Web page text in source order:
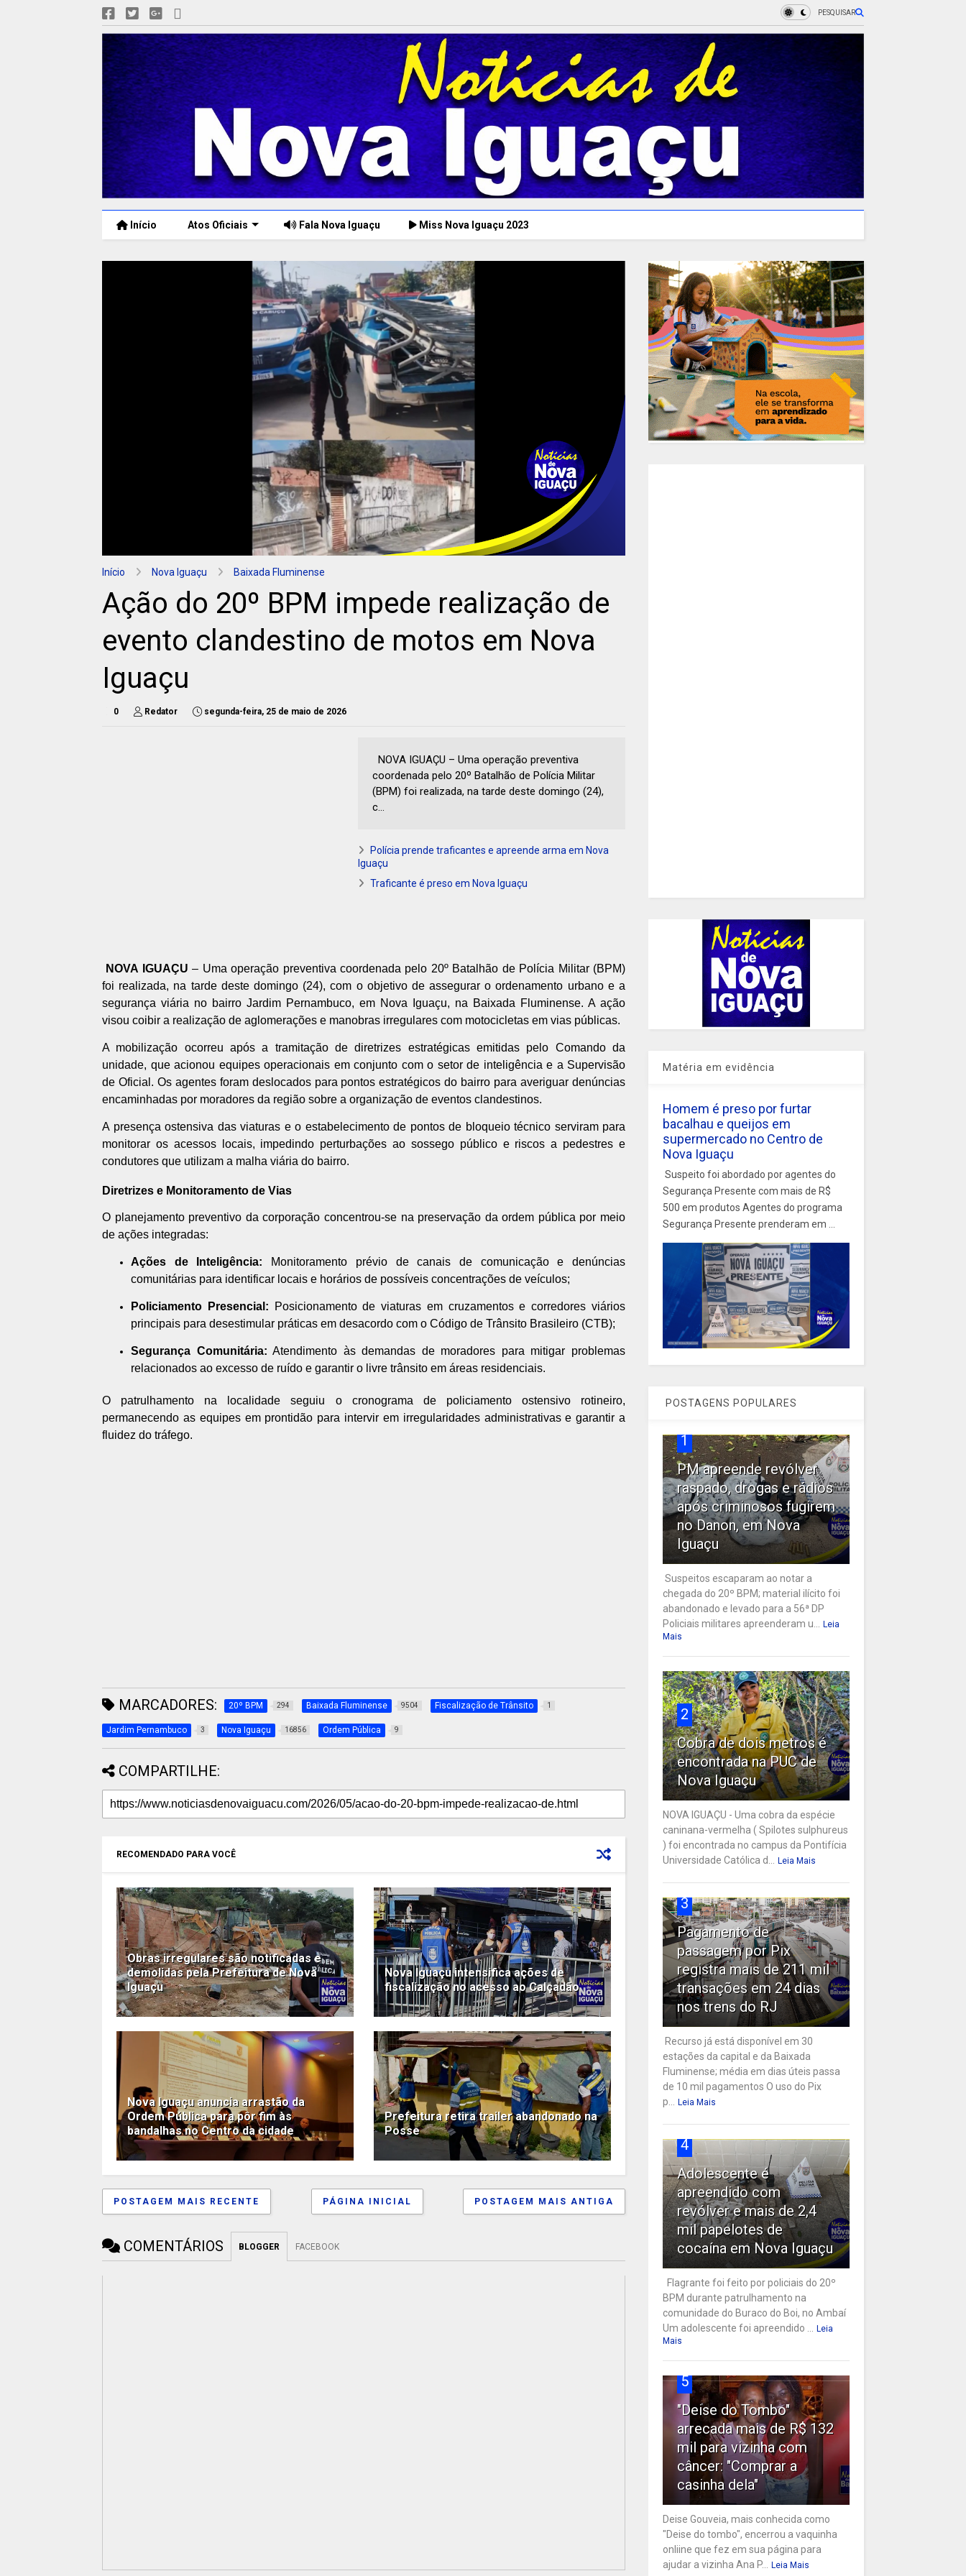
PESQUISAR
Início Atos Oficiais Fala Nova Iguaçu Miss Nova Iguaçu 2023
Início Nova Iguaçu Baixada Fluminense
Ação do 20º BPM impede realização de
evento clandestino de motos em Nova
Iguaçu
0 Redator segunda-feira, 25 de maio de 2026
NOVA IGUAÇU – Uma operação preventiva
coordenada pelo 20º Batalhão de Polícia Militar
(BPM) foi realizada, na tarde deste domingo (24),
c...
Polícia prende traficantes e apreende arma em Nova
Iguaçu
Traficante é preso em Nova Iguaçu
NOVA IGUAÇU – Uma operação preventiva coordenada pelo 20º Batalhão de Polícia Militar (BPM)
foi realizada, na tarde deste domingo (24), com o objetivo de assegurar o ordenamento urbano e a
segurança viária no bairro Jardim Pernambuco, em Nova Iguaçu, na Baixada Fluminense. A ação
visou coibir a realização de aglomerações e manobras irregulares com motocicletas em vias públicas.
A mobilização ocorreu após a tramitação de diretrizes estratégicas emitidas pelo Comando da
unidade, que acionou equipes operacionais em conjunto com o setor de inteligência e a Supervisão
de Oficial. Os agentes foram deslocados para pontos estratégicos do bairro para averiguar denúncias
encaminhadas por moradores da região sobre a organização de eventos clandestinos.
A presença ostensiva das viaturas e o estabelecimento de pontos de bloqueio técnico serviram para
monitorar os acessos locais, impedindo perturbações ao sossego público e riscos a pedestres e
condutores que utilizam a malha viária do bairro.
Diretrizes e Monitoramento de Vias
O planejamento preventivo da corporação concentrou-se na preservação da ordem pública por meio
de ações integradas:
Ações de Inteligência: Monitoramento prévio de canais de comunicação e denúncias
comunitárias para identificar locais e horários de possíveis concentrações de veículos;
Policiamento Presencial: Posicionamento de viaturas em cruzamentos e corredores viários
principais para desestimular práticas em desacordo com o Código de Trânsito Brasileiro (CTB);
Segurança Comunitária: Atendimento às demandas de moradores para mitigar problemas
relacionados ao excesso de ruído e garantir o livre trânsito em áreas residenciais.
O patrulhamento na localidade seguiu o cronograma de policiamento ostensivo rotineiro,
permanecendo as equipes em prontidão para intervir em irregularidades administrativas e garantir a
fluidez do tráfego.
MARCADORES: 20º BPM 294 Baixada Fluminense 9504 Fiscalização de Trânsito 1
Jardim Pernambuco 3 Nova Iguaçu 16856 Ordem Pública 9
COMPARTILHE:
RECOMENDADO PARA VOCÊ
Obras irregulares são notificadas e
demolidas pela Prefeitura de Nova
Iguaçu
Nova Iguaçu intensifica ações de
fiscalização no acesso ao Calçadão
Nova Iguaçu anuncia arrastão da
Ordem Pública para pôr fim às
bandalhas no Centro da cidade
Prefeitura retira trailer abandonado na
Posse
POSTAGEM MAIS RECENTE POSTAGEM MAIS ANTIGA
PÁGINA INICIAL
COMENTÁRIOS BLOGGER FACEBOOK
Matéria em evidência
Homem é preso por furtar
bacalhau e queijos em
supermercado no Centro de
Nova Iguaçu
Suspeito foi abordado por agentes do
Segurança Presente com mais de R$
500 em produtos Agentes do programa
Segurança Presente prenderam em ...
POSTAGENS POPULARES
1
PM apreende revólver
raspado, drogas e rádios
após criminosos fugirem
no Danon, em Nova
Iguaçu
Suspeitos escaparam ao notar a
chegada do 20º BPM; material ilícito foi
abandonado e levado para a 56ª DP
Policiais militares apreenderam u...
Leia
Mais
2
Cobra de dois metros é
encontrada na PUC de
Nova Iguaçu
NOVA IGUAÇU - Uma cobra da espécie
caninana-vermelha ( Spilotes sulphureus
) foi encontrada no campus da Pontifícia
Universidade Católica d...
Leia Mais
3
Pagamento de
passagem por Pix
registra mais de 211 mil
transações em 24 dias
nos trens do RJ
Recurso já está disponível em 30
estações da capital e da Baixada
Fluminense; média em dias úteis passa
de 10 mil pagamentos O uso do Pix
p...
Leia Mais
4
Adolescente é
apreendido com
revólver e mais de 2,4
mil papelotes de
cocaína em Nova Iguaçu
Flagrante foi feito por policiais do 20º
BPM durante patrulhamento na
comunidade do Buraco do Boi, no Ambaí
Um adolescente foi apreendido ...
Leia
Mais
5
"Deise do Tombo"
arrecada mais de R$ 132
mil para vizinha com
câncer: "Comprar a
casinha dela"
Deise Gouveia, mais conhecida como
"Deise do tombo", encerrou a vaquinha
onliine que fez em sua página para
ajudar a vizinha Ana P...
Leia Mais